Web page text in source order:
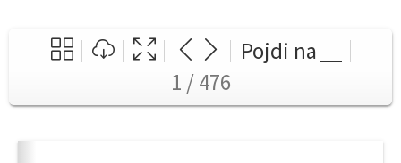
Pojdi na
1 / 476